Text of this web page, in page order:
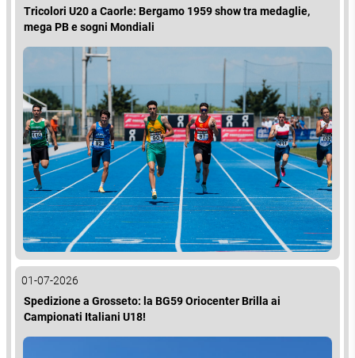
Tricolori U20 a Caorle: Bergamo 1959 show tra medaglie,
mega PB e sogni Mondiali
01-07-2026
Spedizione a Grosseto: la BG59 Oriocenter Brilla ai
Campionati Italiani U18!